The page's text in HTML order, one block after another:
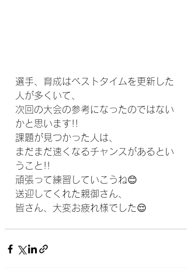
選手、育成はベストタイムを更新した
人が多くいて、
次回の大会の参考になったのではない
かと思います!!
課題が見つかった人は、
まだまだ速くなるチャンスがあるとい
うこと!!
頑張って練習していこうね😊
送迎してくれた親御さん、
皆さん、大変お疲れ様でした😌